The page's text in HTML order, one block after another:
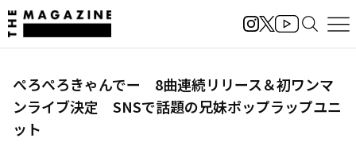
ぺろぺろきゃんでー 8曲連続リリース＆初ワンマ
ンライブ決定 SNSで話題の兄妹ポップラップユニ
ット